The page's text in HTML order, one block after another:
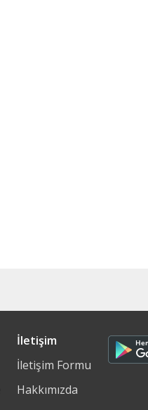
İletişim
İletişim Formu
Hakkımızda